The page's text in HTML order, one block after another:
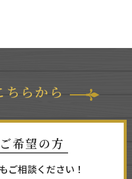
ちらから
希望の方
ご相談ください！